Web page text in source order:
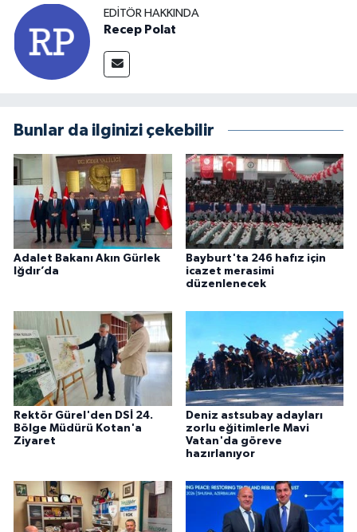
EDITÖR HAKKINDA
Recep Polat
Bunlar da ilginizi çekebilir
Adalet Bakanı Akın Gürlek
Iğdır’da
Bayburt'ta 246 hafız için
icazet merasimi
düzenlenecek
Rektör Gürel'den DSİ 24.
Bölge Müdürü Kotan'a
Ziyaret
Deniz astsubay adayları
zorlu eğitimlerle Mavi
Vatan'da göreve
hazırlanıyor